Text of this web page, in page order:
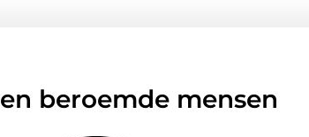
en beroemde mensen